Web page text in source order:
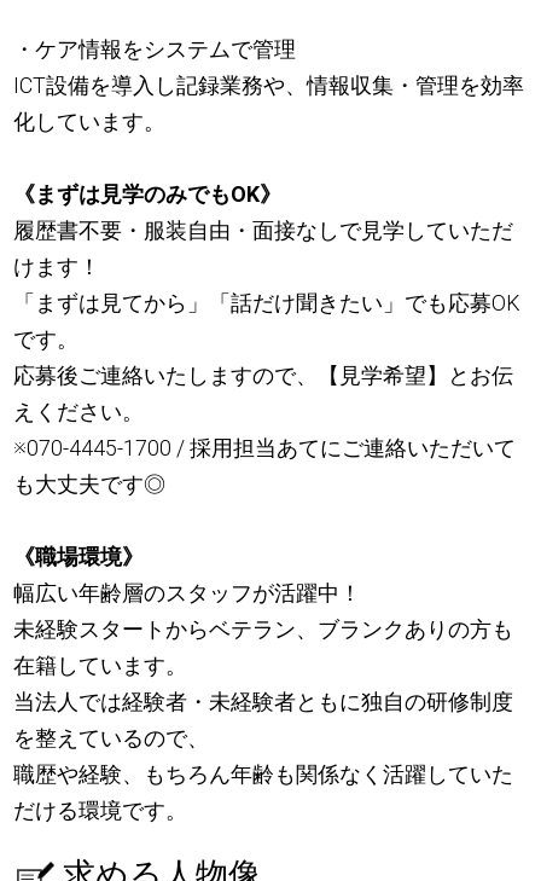
・ケア情報をシステムで管理
ICT設備を導入し記録業務や、情報収集・管理を効率
化しています。
《まずは見学のみでもOK》
履歴書不要・服装自由・面接なしで見学していただ
けます！
「まずは見てから」「話だけ聞きたい」でも応募OK
です。
応募後ご連絡いたしますので、【見学希望】とお伝
えください。
※070-4445-1700 / 採用担当あてにご連絡いただいて
も大丈夫です◎
《職場環境》
幅広い年齢層のスタッフが活躍中！
未経験スタートからベテラン、ブランクありの方も
在籍しています。
当法人では経験者・未経験者ともに独自の研修制度
を整えているので、
職歴や経験、もちろん年齢も関係なく活躍していた
だける環境です。